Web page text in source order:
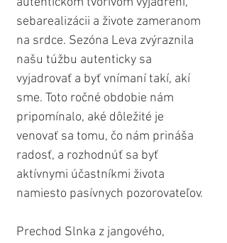
sebarealizácii a živote zameranom
na srdce. Sezóna Leva zvýraznila
našu túžbu autenticky sa
vyjadrovať a byť vnímaní takí, akí
sme. Toto ročné obdobie nám
pripomínalo, aké dôležité je
venovať sa tomu, čo nám prináša
radosť, a rozhodnúť sa byť
aktívnymi účastníkmi života
namiesto pasívnych pozorovateľov.
Prechod Slnka z jangového,